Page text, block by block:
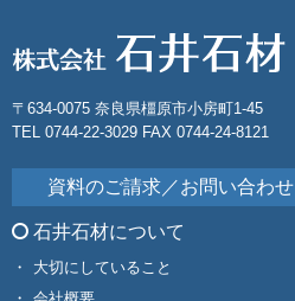
〒634-0075 奈良県橿原市小房町1-45
TEL 0744-22-3029 FAX 0744-24-8121
資料のご請求／お問い合わせ
石井石材について
大切にしていること